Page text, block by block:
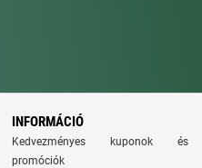
INFORMÁCIÓ
Kedvezményes kuponok és
promóciók